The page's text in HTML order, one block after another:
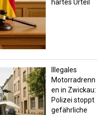
hartes Urteil
Illegales
Motorradrenn
en in Zwickau:
Polizei stoppt
gefährliche